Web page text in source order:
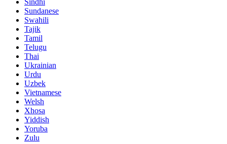
Sindhi
Sundanese
Swahili
Tajik
Tamil
Telugu
Thai
Ukrainian
Urdu
Uzbek
Vietnamese
Welsh
Xhosa
Yiddish
Yoruba
Zulu